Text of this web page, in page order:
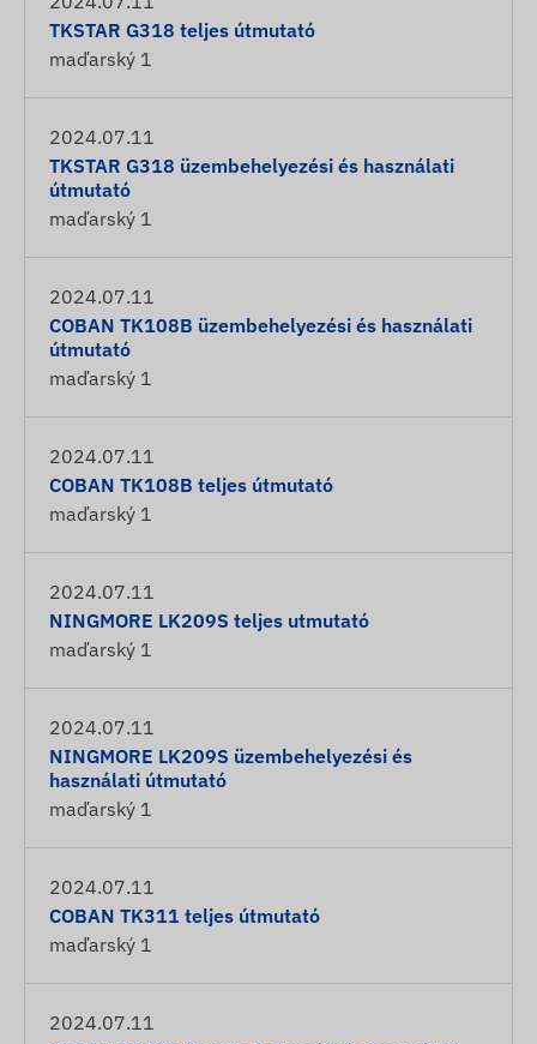
TKSTAR G318 teljes útmutató
maďarský 1
2024.07.11
TKSTAR G318 üzembehelyezési és használati
útmutató
maďarský 1
2024.07.11
COBAN TK108B üzembehelyezési és használati
útmutató
maďarský 1
2024.07.11
COBAN TK108B teljes útmutató
maďarský 1
2024.07.11
NINGMORE LK209S teljes utmutató
maďarský 1
2024.07.11
NINGMORE LK209S üzembehelyezési és
használati útmutató
maďarský 1
2024.07.11
COBAN TK311 teljes útmutató
maďarský 1
2024.07.11